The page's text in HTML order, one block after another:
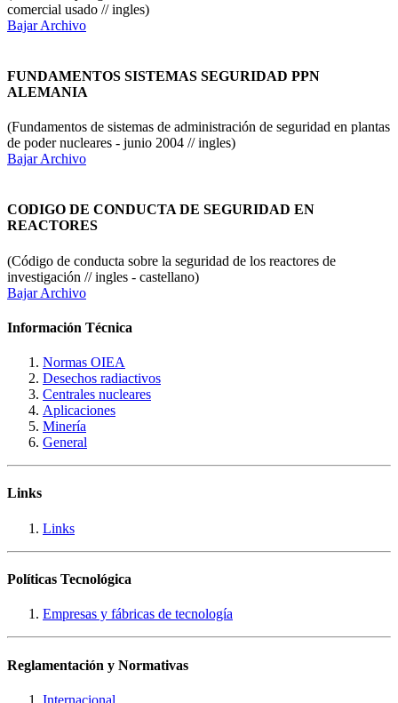
comercial usado // ingles)
Bajar Archivo
FUNDAMENTOS SISTEMAS SEGURIDAD PPN
ALEMANIA
(Fundamentos de sistemas de administración de seguridad en plantas
de poder nucleares - junio 2004 // ingles)
Bajar Archivo
CODIGO DE CONDUCTA DE SEGURIDAD EN
REACTORES
(Código de conducta sobre la seguridad de los reactores de
investigación // ingles - castellano)
Bajar Archivo
Información Técnica
Normas OIEA
Desechos radiactivos
Centrales nucleares
Aplicaciones
Minería
General
Links
Links
Políticas Tecnológica
Empresas y fábricas de tecnología
Reglamentación y Normativas
Internacional